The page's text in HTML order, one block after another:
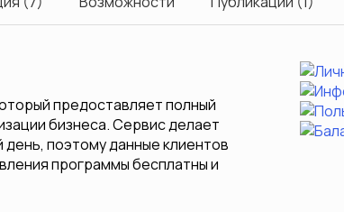
предоставляет полный
бизнеса. Сервис делает
поэтому данные клиентов
программы бесплатны и